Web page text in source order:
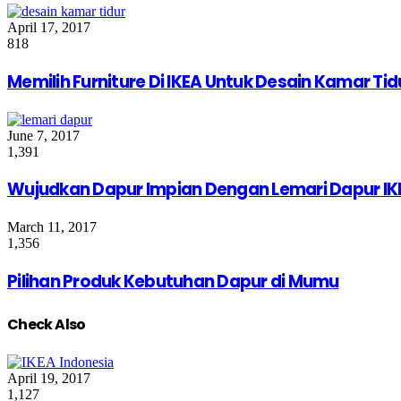
April 17, 2017
818
Memilih Furniture Di IKEA Untuk Desain Kamar
June 7, 2017
1,391
Wujudkan Dapur Impian Dengan Lemari Dapur
March 11, 2017
1,356
Pilihan Produk Kebutuhan Dapur di Mumu
Check Also
Close
April 19, 2017
1,127